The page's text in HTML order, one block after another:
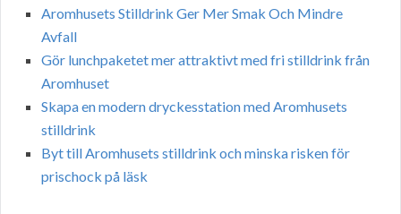
Aromhusets Stilldrink Ger Mer Smak Och Mindre
Avfall
Gör lunchpaketet mer attraktivt med fri stilldrink från
Aromhuset
Skapa en modern dryckesstation med Aromhusets
stilldrink
Byt till Aromhusets stilldrink och minska risken för
prischock på läsk